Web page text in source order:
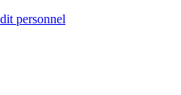
personnel